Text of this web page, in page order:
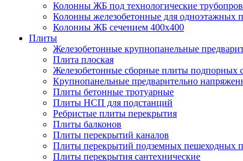
Колонны ЖБ под технологические
Колонны железобетонные для одноэтажных
Колонны ЖБ сечением 400х400
Плиты
Железобетонные крупнопанельные
Плита плоская
Железобетонные сборные плиты подпорных
Крупнопанельные предварительно
Плиты бетонные тротуарные
Плиты НСП для подстанций
Ребристые плиты перекрытия
Плиты балконов
Плиты перекрытий каналов
Плиты перекрытий подземных пешеходных
Плиты перекрытия сантехнические